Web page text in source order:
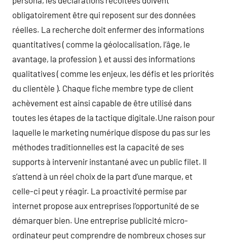
obligatoirement être qui reposent sur des données
réelles. La recherche doit enfermer des informations
quantitatives ( comme la géolocalisation, l’âge, le
avantage, la profession ), et aussi des informations
qualitatives ( comme les enjeux, les défis et les priorités
du clientèle ). Chaque fiche membre type de client
achèvement est ainsi capable de être utilisé dans
toutes les étapes de la tactique digitale.Une raison pour
laquelle le marketing numérique dispose du pas sur les
méthodes traditionnelles est la capacité de ses
supports à intervenir instantané avec un public filet. Il
s’attend à un réel choix de la part d’une marque, et
celle-ci peut y réagir. La proactivité permise par
internet propose aux entreprises l’opportunité de se
démarquer bien. Une entreprise publicité micro-
ordinateur peut comprendre de nombreux choses sur